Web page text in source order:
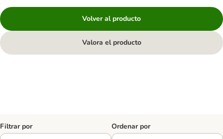
Volver al producto
Valora el producto
Filtrar por Ordenar por